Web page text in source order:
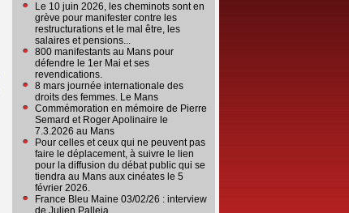
Le 10 juin 2026, les cheminots sont en
grève pour manifester contre les
restructurations et le mal être, les
salaires et pensions...
800 manifestants au Mans pour
défendre le 1er Mai et ses
revendications.
8 mars journée internationale des
droits des femmes. Le Mans
Commémoration en mémoire de Pierre
Semard et Roger Apolinaire le
7.3.2026 au Mans
Pour celles et ceux qui ne peuvent pas
faire le déplacement, à suivre le lien
pour la diffusion du débat public qui se
tiendra au Mans aux cinéates le 5
février 2026.
France Bleu Maine 03/02/26 : interview
de Julien Palleja